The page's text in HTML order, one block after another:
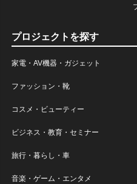
プロジェクトを探す
家電・AV機器・ガジェット
ファッション・靴
コスメ・ビューティー
ビジネス・教育・セミナー
旅行・暮らし・車
音楽・ゲーム・エンタメ